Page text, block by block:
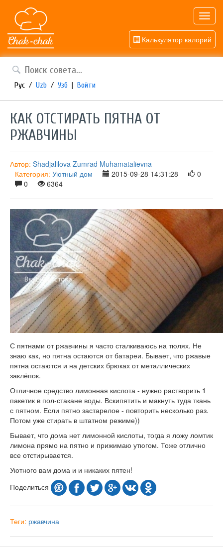
Калькулятор калорий
Рус / Uzb / Узб | Войти
КАК ОТСТИРАТЬ ПЯТНА ОТ
РЖАВЧИНЫ
Автор: Shadjalilova Zumrad Muhamatalievna
Категория: Уютный дом 2015-09-28 14:31:28
0
0
6364
С пятнами от ржавчины я часто сталкиваюсь на тюлях. Не
знаю как, но пятна остаются от батареи. Бывает, что ржавые
пятна остаются и на детских брюках от металлических
заклёпок.
Отличное средство лимонная кислота - нужно растворить 1
пакетик в пол-стакане воды. Вскипятить и макнуть туда ткань
с пятном. Если пятно застарелое - повторить несколько раз.
Потом уже стирать в штатном режиме))
Бывает, что дома нет лимонной кислоты, тогда я ложу ломтик
лимона прямо на пятно и прижимаю утюгом. Тоже отлично
все отстирывается.
Уютного вам дома и и никаких пятен!
Поделиться
Теги: ржавчина